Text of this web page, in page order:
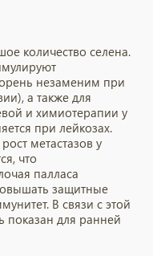
количество селена.
незаменим при
а также для
и химиотерапии у
при лейкозах.
метастазов у
что
палласа
защитные
В связи с этой
показан для ранней